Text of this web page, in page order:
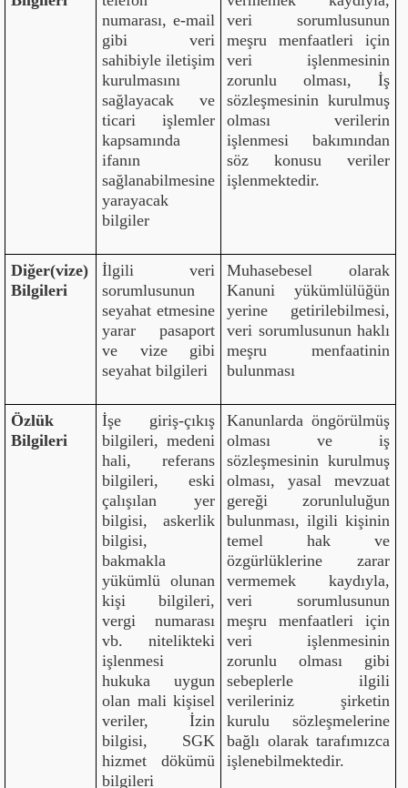
numarası, e-mail
gibi veri
sahibiyle iletişim
kurulmasını
sağlayacak ve
ticari işlemler
kapsamında
ifanın
sağlanabilmesine
yarayacak
bilgiler
veri sorumlusunun
meşru menfaatleri için
veri işlenmesinin
zorunlu olması, İş
sözleşmesinin kurulmuş
olması verilerin
işlenmesi bakımından
söz konusu veriler
işlenmektedir.
Diğer(vize)
Bilgileri
İlgili veri
sorumlusunun
seyahat etmesine
yarar pasaport
ve vize gibi
seyahat bilgileri
Muhasebesel olarak
Kanuni yükümlülüğün
yerine getirilebilmesi,
veri sorumlusunun haklı
meşru menfaatinin
bulunması
Özlük
Bilgileri
İşe giriş-çıkış
bilgileri, medeni
hali, referans
bilgileri, eski
çalışılan yer
bilgisi, askerlik
bilgisi,
bakmakla
yükümlü olunan
kişi bilgileri,
vergi numarası
vb. nitelikteki
işlenmesi
hukuka uygun
olan mali kişisel
veriler, İzin
bilgisi, SGK
hizmet dökümü
bilgileri
Kanunlarda öngörülmüş
olması ve iş
sözleşmesinin kurulmuş
olması, yasal mevzuat
gereği zorunluluğun
bulunması, ilgili kişinin
temel hak ve
özgürlüklerine zarar
vermemek kaydıyla,
veri sorumlusunun
meşru menfaatleri için
veri işlenmesinin
zorunlu olması gibi
sebeplerle ilgili
verileriniz şirketin
kurulu sözleşmelerine
bağlı olarak tarafımızca
işlenebilmektedir.